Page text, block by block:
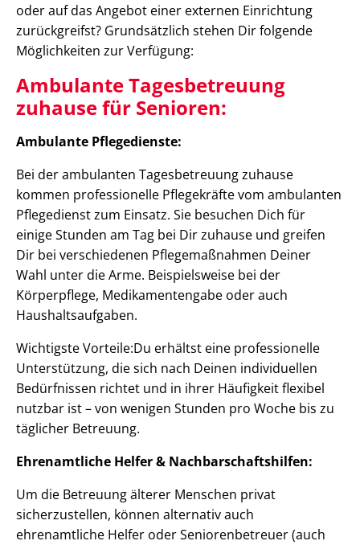
oder auf das Angebot einer externen Einrichtung
zurückgreifst? Grundsätzlich stehen Dir folgende
Möglichkeiten zur Verfügung:
Ambulante Tagesbetreuung
zuhause für Senioren:
Ambulante Pflegedienste:
Bei der ambulanten Tagesbetreuung zuhause
kommen professionelle Pflegekräfte vom ambulanten
Pflegedienst zum Einsatz. Sie besuchen Dich für
einige Stunden am Tag bei Dir zuhause und greifen
Dir bei verschiedenen Pflegemaßnahmen Deiner
Wahl unter die Arme. Beispielsweise bei der
Körperpflege, Medikamentengabe oder auch
Haushaltsaufgaben.
Wichtigste Vorteile:Du erhältst eine professionelle
Unterstützung, die sich nach Deinen individuellen
Bedürfnissen richtet und in ihrer Häufigkeit flexibel
nutzbar ist – von wenigen Stunden pro Woche bis zu
täglicher Betreuung.
Ehrenamtliche Helfer & Nachbarschaftshilfen:
Um die Betreuung älterer Menschen privat
sicherzustellen, können alternativ auch
ehrenamtliche Helfer oder Seniorenbetreuer (auch